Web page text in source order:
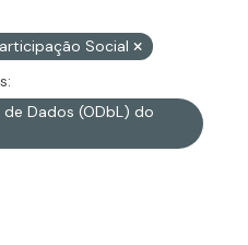
Social
Dados (ODbL) do